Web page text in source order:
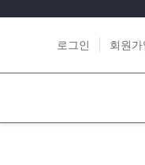
로그인 회원가